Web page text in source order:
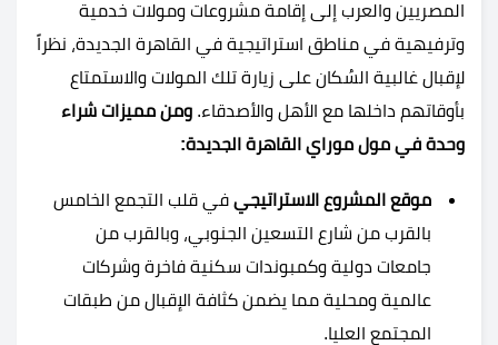
المصريين والعرب إلى إقامة مشروعات ومولات خدمية
وترفيهية في مناطق استراتيجية في القاهرة الجديدة، نظراً
لإقبال غالبية السُكان على زيارة تلك المولات والاستمتاع
بأوقاتهم داخلها مع الأهل والأصدقاء. ومن مميزات شراء
وحدة في مول موراي القاهرة الجديدة:
موقع المشروع الاستراتيجي في قلب التجمع الخامس
بالقرب من شارع التسعين الجنوبي، وبالقرب من
جامعات دولية وكمبوندات سكنية فاخرة وشركات
عالمية ومحلية مما يضمن كثافة الإقبال من طبقات
المجتمع العليا.